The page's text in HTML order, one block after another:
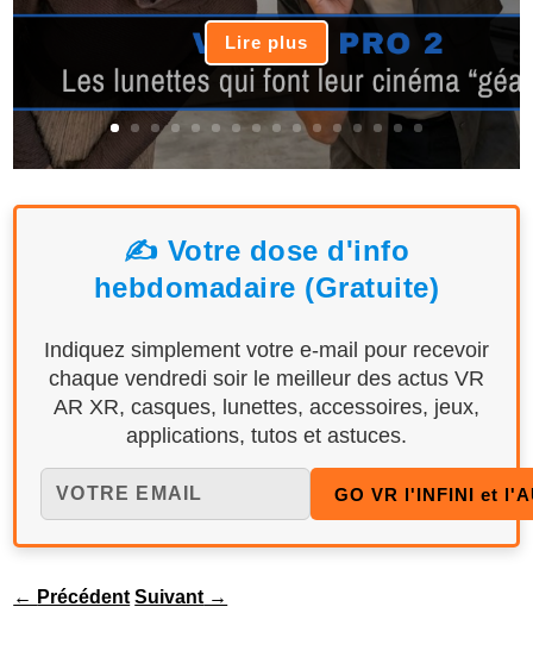
Lire plus
✍️ Votre dose d'info
hebdomadaire (Gratuite)
Indiquez simplement votre e-mail pour recevoir
chaque vendredi soir le meilleur des actus VR
AR XR, casques, lunettes, accessoires, jeux,
applications, tutos et astuces.
← Précédent Suivant →